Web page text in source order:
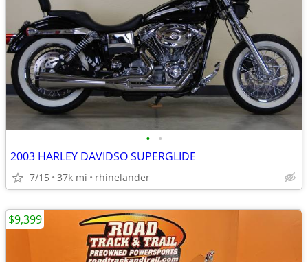
• •
2003 HARLEY DAVIDSO SUPERGLIDE
7/15 37k mi rhinelander
$9,399